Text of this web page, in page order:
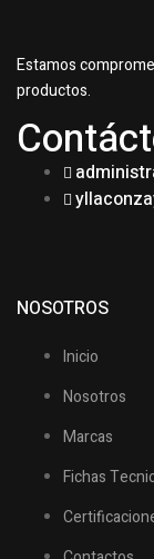
Estamos
productos.
NOSOTROS
Inicio
Nosotros
Marcas
Fichas